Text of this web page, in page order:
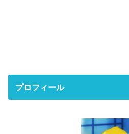
プロフィール